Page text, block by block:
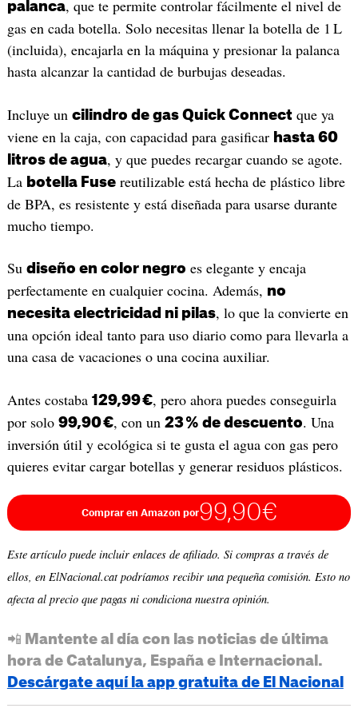
palanca, que te permite controlar fácilmente el nivel de
gas en cada botella. Solo necesitas llenar la botella de 1 L
(incluida), encajarla en la máquina y presionar la palanca
hasta alcanzar la cantidad de burbujas deseadas.
Incluye un cilindro de gas Quick Connectque ya
viene en la caja, con capacidad para gasificar hasta 60
litros de agua, y que puedes recargar cuando se agote.
La botella Fusereutilizable está hecha de plástico libre
de BPA, es resistente y está diseñada para usarse durante
mucho tiempo.
Su diseño en color negro es elegante y encaja
perfectamente en cualquier cocina. Además, no
necesita electricidad ni pilas, lo que la convierte en
una opción ideal tanto para uso diario como para llevarla a
una casa de vacaciones o una cocina auxiliar.
Antes costaba 129,99 €, pero ahora puedes conseguirla
por solo 99,90 €, con un 23 % de descuento. Una
inversión útil y ecológica si te gusta el agua con gas pero
quieres evitar cargar botellas y generar residuos plásticos.
Comprar en Amazon por99,90€
Este artículo puede incluir enlaces de afiliado. Si compras a través de
ellos, en ElNacional.cat podríamos recibir una pequeña comisión. Esto no
afecta al precio que pagas ni condiciona nuestra opinión.
📲 Mantente al día con las noticias de última
hora de Catalunya, España e Internacional.
Descárgate aquí la app gratuita de El Nacional